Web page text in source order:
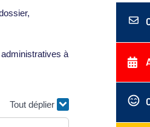
à
Tout déplier